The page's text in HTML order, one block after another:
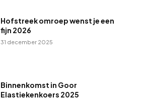
Hofstreek omroep wenst je een
fijn 2026
31 december 2025
Binnenkomst in Goor
Elastiekenkoers 2025